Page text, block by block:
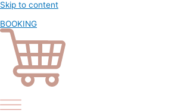
Skip to content
BOOKING